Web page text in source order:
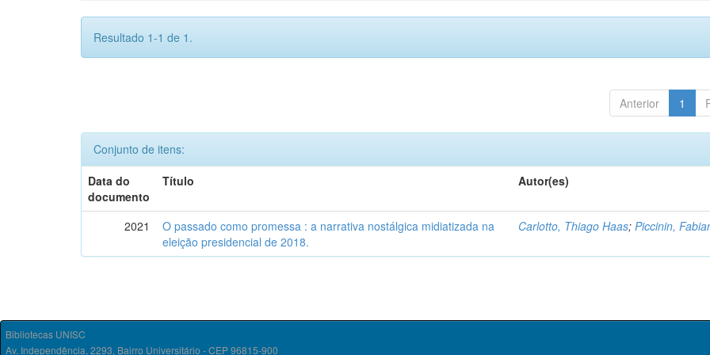
Resultado 1-1 de 1.
Anterior 1
Conjunto de itens:
Data do
documento
Título Autor(es)
2021
O passado como promessa : a narrativa nostálgica midiatizada na
eleição presidencial de 2018.
Carlotto, Thiago Haas;Piccinin,
Bibliotecas UNISC
Av. Independência, 2293, Bairro Universitário - CEP 96815-900